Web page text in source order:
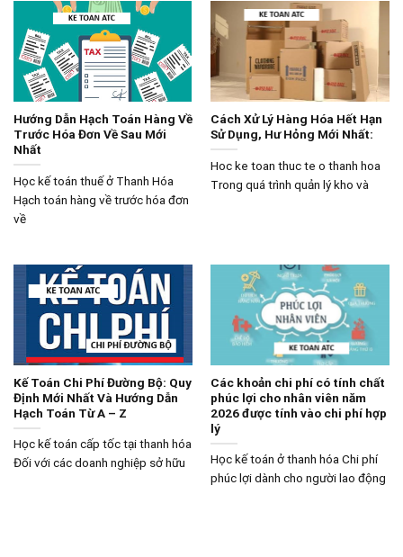
Hướng Dẫn Hạch Toán Hàng Về
Trước Hóa Đơn Về Sau Mới
Nhất
Học kế toán thuế ở Thanh Hóa
Hạch toán hàng về trước hóa đơn
về
Cách Xử Lý Hàng Hóa Hết Hạn
Sử Dụng, Hư Hỏng Mới Nhất:
Hoc ke toan thuc te o thanh hoa
Trong quá trình quản lý kho và
Kế Toán Chi Phí Đường Bộ: Quy
Định Mới Nhất Và Hướng Dẫn
Hạch Toán Từ A – Z
Học kế toán cấp tốc tại thanh hóa
Đối với các doanh nghiệp sở hữu
Các khoản chi phí có tính chất
phúc lợi cho nhân viên năm
2026 được tính vào chi phí hợp
lý
Học kế toán ở thanh hóa Chi phí
phúc lợi dành cho người lao động